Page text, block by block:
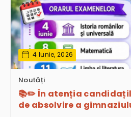
4 Iunie, 2026
Noutăți
📚✏️ În atenția
de absolvire a